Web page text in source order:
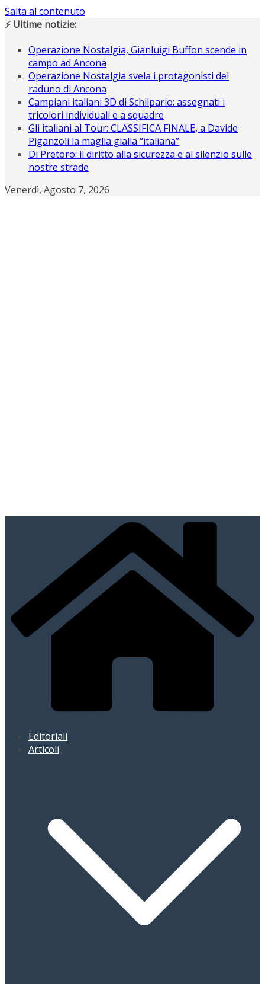
Salta al contenuto
⚡ Ultime notizie:
Operazione Nostalgia, Gianluigi Buffon scende in
campo ad Ancona
Operazione Nostalgia svela i protagonisti del
raduno di Ancona
Campiani italiani 3D di Schilpario: assegnati i
tricolori individuali e a squadre
Gli italiani al Tour: CLASSIFICA FINALE, a Davide
Piganzoli la maglia gialla “italiana”
Di Pretoro: il diritto alla sicurezza e al silenzio sulle
nostre strade
Venerdì, Agosto 7, 2026
Editoriali
Articoli